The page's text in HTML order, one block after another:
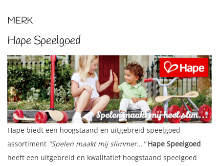
MERK
Hape Speelgoed
Hape biedt een hoogstaand en uitgebreid speelgoed
assortiment ''Spelen maakt mij slimmer...''Hape Speelgoed
heeft een uitgebreid en kwalitatief hoogstaand speelgoed